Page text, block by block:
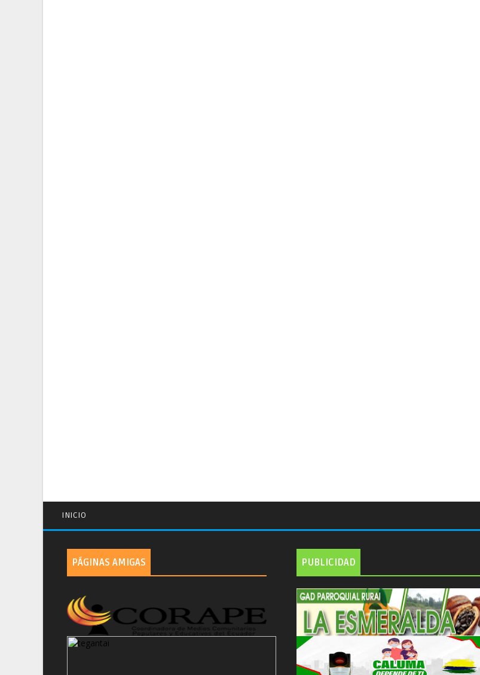
INICIO
PÁGINAS AMIGAS PUBLICIDAD